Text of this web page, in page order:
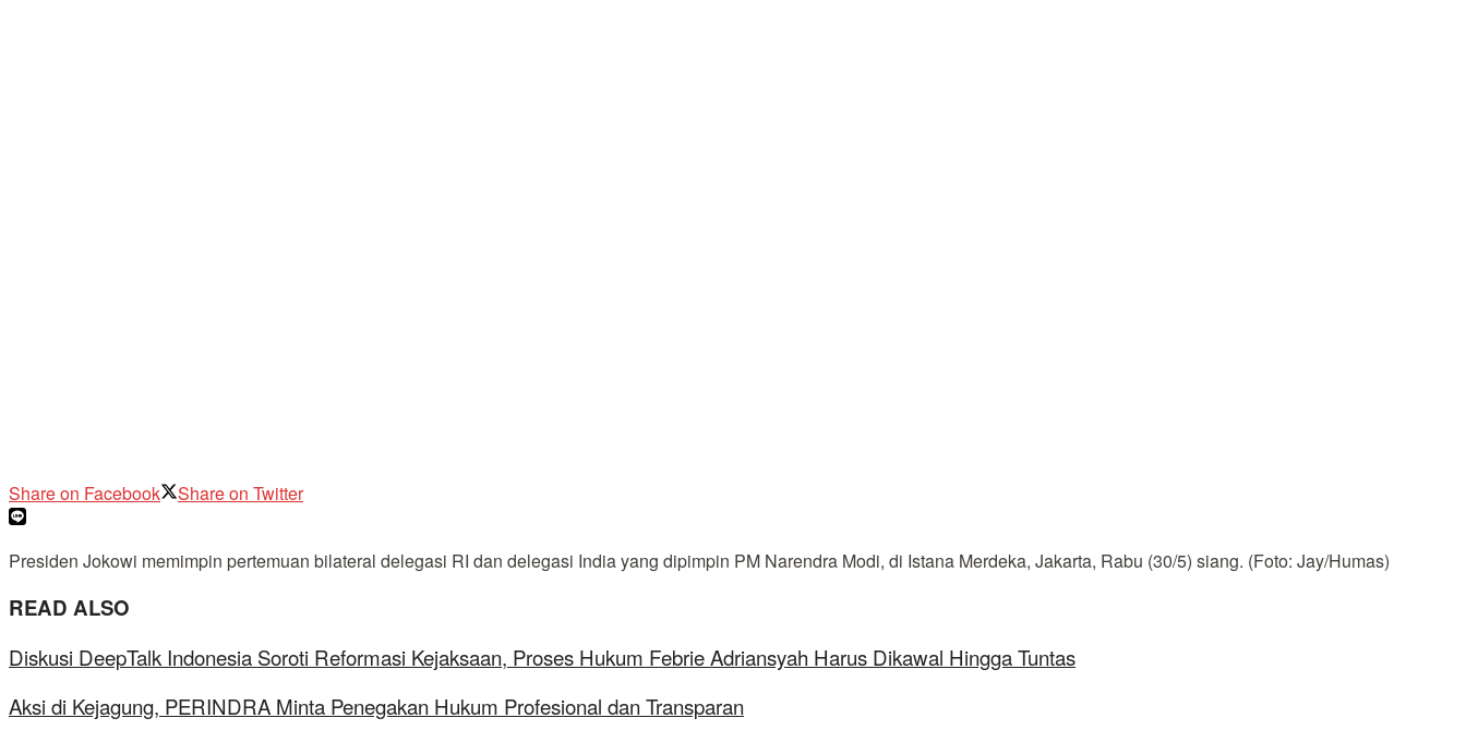
Share on Facebook Share on Twitter
Presiden Jokowi memimpin pertemuan bilateral delegasi RI dan delegasi India yang dipimpin PM Narendra Modi, di Istana Merdeka, Jakarta, Rabu (30/5) siang. (Foto: Jay/Humas)
READ ALSO
Diskusi DeepTalk Indonesia Soroti Reformasi Kejaksaan, Proses Hukum Febrie Adriansyah Harus Dikawal Hingga Tuntas
Aksi di Kejagung, PERINDRA Minta Penegakan Hukum Profesional dan Transparan